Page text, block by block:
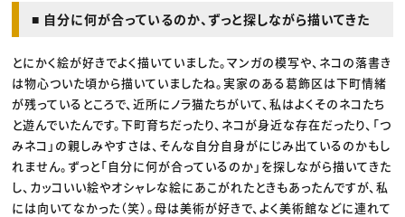
■ 自分に何が合っているのか、ずっと探しながら描いてきた
とにかく絵が好きでよく描いていました。マンガの模写や、ネコの落書き
は物心ついた頃から描いていましたね。実家のある葛飾区は下町情緒
が残っているところで、近所にノラ猫たちがいて、私はよくそのネコたち
と遊んでいたんです。下町育ちだったり、ネコが身近な存在だったり、「つ
みネコ」の親しみやすさは、そんな自分自身がにじみ出ているのかもし
れません。ずっと「自分に何が合っているのか」を探しながら描いてきた
し、カッコいい絵やオシャレな絵にあこがれたときもあったんですが、私
には向いてなかった（笑）。母は美術が好きで、よく美術館などに連れて